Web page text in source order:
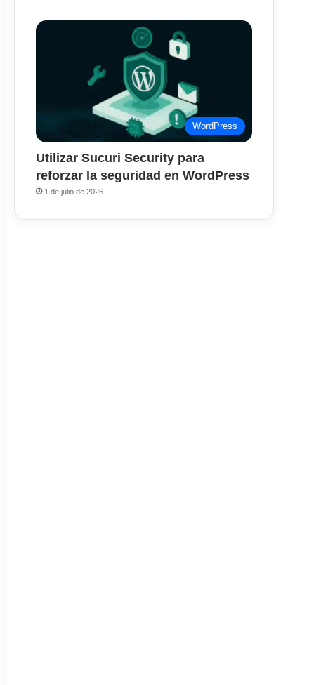
WordPress
Utilizar Sucuri Security para
reforzar la seguridad en WordPress
1 de julio de 2026